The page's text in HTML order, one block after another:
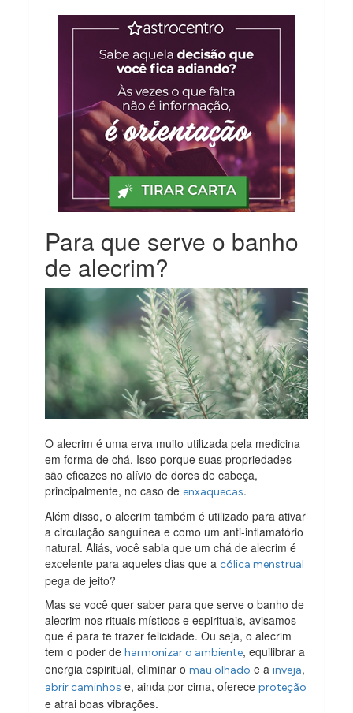
Para que serve o banho
de alecrim?
O alecrim é uma erva muito utilizada pela medicina
em forma de chá. Isso porque suas propriedades
são eficazes no alívio de dores de cabeça,
principalmente, no caso deenxaquecas.
Além disso, o alecrim também é utilizado para ativar
a circulação sanguínea e como um anti-inflamatório
natural. Aliás, você sabia que um chá de alecrim é
excelente para aqueles dias que acólica menstrual
pega de jeito?
Mas se você quer saber para que serve o banho de
alecrim nos rituais místicos e espirituais, avisamos
que é para te trazer felicidade. Ou seja, o alecrim
tem o poder deharmonizar o ambiente, equilibrar a
energia espiritual, eliminar omau olhado e ainveja,
abrir caminhos e, ainda por cima, ofereceproteção
e atrai boas vibrações.